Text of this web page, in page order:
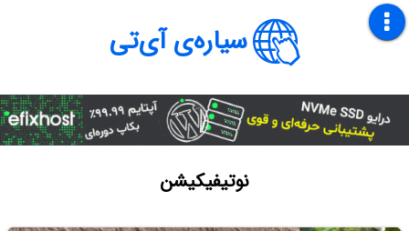
سیاره‌ی آی‌تی
نوتیفیکیشن